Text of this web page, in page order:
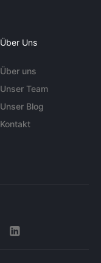
Über Uns
Über uns
Unser Team
Unser Blog
Kontakt